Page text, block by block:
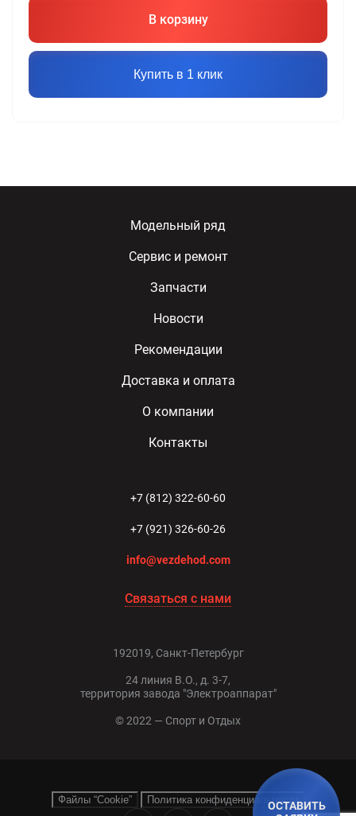
ОСТАВИТЬ
В корзину
Купить в 1 клик
Модельный ряд
Сервис и ремонт
Запчасти
Новости
Рекомендации
Доставка и оплата
О компании
Контакты
+7 (812) 322-60-60
+7 (921) 326-60-26
info@vezdehod.com
Связаться с нами
192019, Санкт-Петербург
24 линия В.О., д. 3-7,
территория завода "Электроаппарат"
© 2022 — Спорт и Отдых
Файлы “Cookie” Политика конфиденциальности